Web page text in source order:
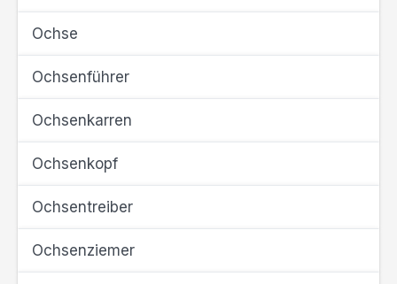
Ochse
Ochsenführer
Ochsenkarren
Ochsenkopf
Ochsentreiber
Ochsenziemer